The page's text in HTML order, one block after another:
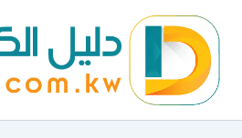
المحتوى